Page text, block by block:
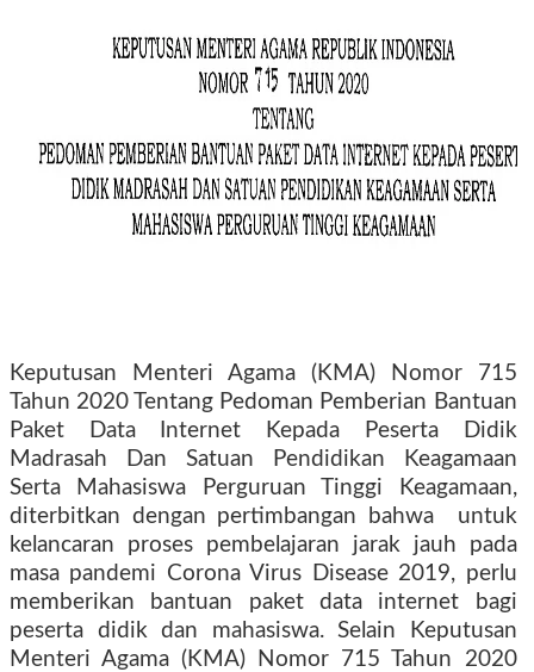
Keputusan Menteri Agama (KMA) Nomor 715
Tahun 2020 Tentang Pedoman Pemberian Bantuan
Paket Data Internet Kepada Peserta Didik
Madrasah Dan Satuan Pendidikan Keagamaan
Serta Mahasiswa Perguruan Tinggi Keagamaan,
diterbitkan dengan pertimbangan bahwa
untuk
kelancaran proses pembelajaran jarak jauh pada
masa pandemi Corona Virus Disease 2019, perlu
memberikan bantuan paket data internet bagi
peserta didik dan mahasiswa. Selain Keputusan
Menteri Agama (KMA) Nomor 715 Tahun 2020